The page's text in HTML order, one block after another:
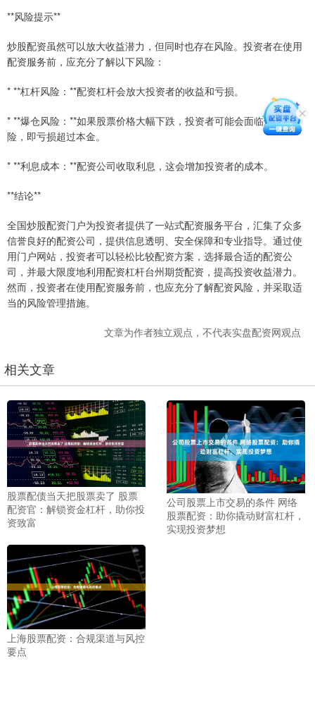
**风险提示**
炒股配资虽然可以放大收益潜力，但同时也存在风险。投资者在使用
配资服务前，应充分了解以下风险：
* **杠杆风险：**配资杠杆会放大投资者的收益和亏损。
* **爆仓风险：**如果股票价格大幅下跌，投资者可能会面临爆仓风
险，即亏损超过本金。
* **利息成本：**配资公司收取利息，这会增加投资者的成本。
**结论**
全国炒股配资门户为投资者提供了一站式配资服务平台，汇集了众多
信誉良好的配资公司，提供信息透明、安全保障和专业指导。通过使
用门户网站，投资者可以轻松比较配资方案，选择最合适的配资公
司，并最大限度地利用配资杠杆台州期货配资，提高投资收益潜力。
然而，投资者在使用配资服务前，也应充分了解配资风险，并采取适
当的风险管理措施。
文章为作者独立观点，不代表实盘配资网观点
相关文章
股票配债当天把股票卖了 股票
配资官：解锁资金杠杆，助你投
资致富
公司股票上市交易的条件 网络
股票配资：助你撬动财富杠杆，
实现投资梦想
上海股票配资：合规渠道与风控
要点